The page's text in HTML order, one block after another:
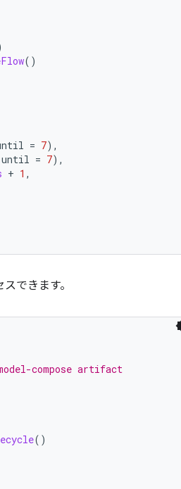
()
= 7),
until = 7),
+ 1 ,
できます。
compose artifact
()